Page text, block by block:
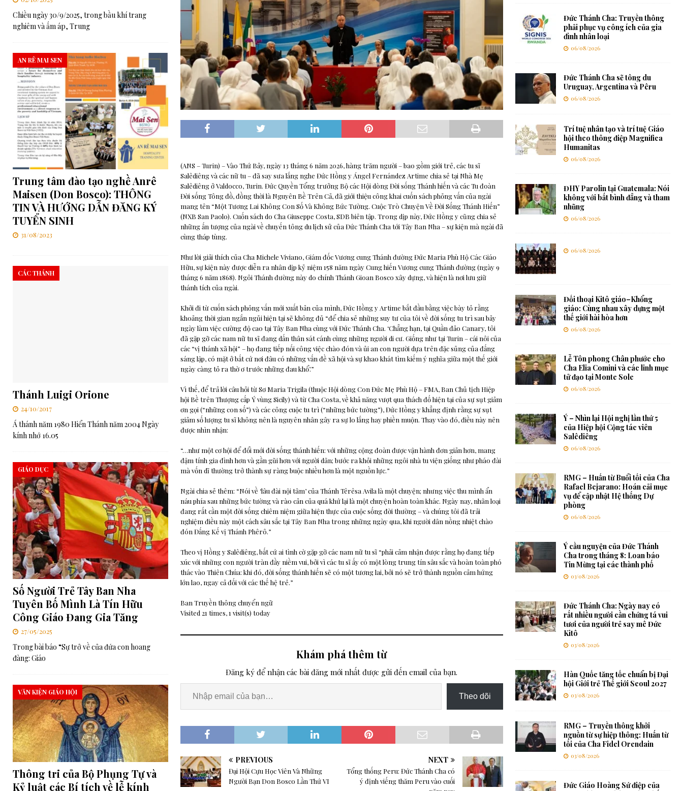
(ANS – Turin) – Vào Thứ Bảy, ngày 13 tháng 6 năm 2026, hàng trăm người – bao gồm giới trẻ, các tu sĩ
Salêdiêng và các nữ tu – đã say sưa lắng nghe Đức Hồng y Ángel Fernández Artime chia sẻ tại Nhà Mẹ
Salêdiêng ở Valdocco, Turin. Đức Quyền Tổng trưởng Bộ các Hội dòng Đời sống Thánh hiến và các Tu đoàn
Đời sống Tông đồ, đồng thời là Nguyên Bề Trên Cả, đã giới thiệu công khai cuốn sách phỏng vấn của ngài
mang tên “Một Tương Lai Không Con Số Và Không Bức Tường. Cuộc Trò Chuyện Về Đời Sống Thánh Hiến”
(NXB San Paolo). Cuốn sách do Cha Giuseppe Costa, SDB biên tập. Trong dịp này, Đức Hồng y cũng chia sẻ
những ấn tượng của ngài về chuyến tông du lịch sử của Đức Thánh Cha tới Tây Ban Nha – sự kiện mà ngài đã
cùng tháp tùng.
Như lời giải thích của Cha Michele Viviano, Giám đốc Vương cung Thánh đường Đức Maria Phù Hộ Các Giáo
Hữu, sự kiện này được diễn ra nhân dịp kỷ niệm 158 năm ngày Cung hiến Vương cung Thánh đường (ngày 9
tháng 6 năm 1868). Ngôi Thánh đường này do chính Thánh Gioan Bosco xây dựng, và hiện là nơi lưu giữ
thánh tích của ngài.
Khởi đi từ cuốn sách phỏng vấn mới xuất bản của mình, Đức Hồng y Artime bắt đầu bằng việc bày tỏ rằng
khoảng thời gian ngắn ngủi hiện tại sẽ không đủ “để chia sẻ những suy tư của tôi về đời sống tu trì sau bảy
ngày làm việc cường độ cao tại Tây Ban Nha cùng với Đức Thánh Cha. ‘Chẳng hạn, tại Quần đảo Canary, tôi
đã gặp gỡ các nam nữ tu sĩ đang dấn thân sát cánh cùng những người di cư. Giống như tại Turin – cái nôi của
các “vị thánh xã hội” – họ đang tiếp nối công việc chào đón và ủi an con người dựa trên đặc sủng của đấng
sáng lập, có mặt ở bất cứ nơi đâu có những vấn đề xã hội và sự khao khát tìm kiếm ý nghĩa giữa một thế giới
ngày càng tỏ ra thờ ơ trước những đau khổ’.”
Vì thế, để trả lời câu hỏi từ Sơ Maria Trigila (thuộc Hội dòng Con Đức Mẹ Phù Hộ – FMA, Ban Chủ tịch Hiệp
hội Bề trên Thượng cấp Ý vùng Sicily) và từ Cha Costa, về khả năng vượt qua thách đố hiện tại của sự sụt giảm
ơn gọi (“những con số”) và các công cuộc tu trì (“những bức tường”), Đức Hồng y khẳng định rằng sự sụt
giảm số lượng tu sĩ không nên là nguyên nhân gây ra sự lo lắng hay phiền muộn. Thay vào đó, điều này nên
được nhìn nhận:
“…như một cơ hội để đổi mới đời sống thánh hiến: với những cộng đoàn được vận hành đơn giản hơn, mang
đậm tính gia đình hơn và gần gũi hơn với người dân; bước ra khỏi những ngôi nhà tu viện giống như pháo đài
mà vốn dĩ thường trở thành sự ràng buộc nhiều hơn là một nguồn lực.”
Ngài chia sẻ thêm: “Nói về ‘lâu đài nội tâm’ của Thánh Têrêsa Avila là một chuyện; nhưng việc thu mình ẩn
náu phía sau những bức tường và rào cản của quá khứ lại là một chuyện hoàn toàn khác. Ngày nay, nhân loại
đang rất cần một đời sống chiêm niệm giữa hiện thực của cuộc sống đời thường – và chúng tôi đã trải
nghiệm điều này một cách sâu sắc tại Tây Ban Nha trong những ngày qua, khi người dân nồng nhiệt chào
đón Đấng Kế vị Thánh Phêrô.”
Theo vị Hồng y Salêdiêng, bất cứ ai tình cờ gặp gỡ các nam nữ tu sĩ “phải cảm nhận được rằng họ đang tiếp
xúc với những con người tràn đầy niềm vui, bởi vì các tu sĩ ấy có một lòng trung tín sâu sắc và hoàn toàn phó
thác vào Thiên Chúa: khi đó, đời sống thánh hiến sẽ có một tương lai, bởi nó sẽ trở thành nguồn cảm hứng
lớn lao, ngay cả đối với các thế hệ trẻ.”
Ban Truyền thông chuyển ngữ
Visited 21 times, 1 visit(s) today
Khám phá thêm từ
Đăng ký để nhận các bài đăng mới nhất được gửi đến email của bạn.
Theo dõi
PREVIOUS
Đại Hội Cựu Học Viên Và Những
Người Bạn Don Bosco Lần Thứ VI
NEXT
Tổng thống Peru: Đức Thánh Cha có
ý định viếng thăm Peru vào cuối
Chiều ngày 30/9/2025, trong bầu khí trang
nghiêm và ấm áp, Trung
Trung tâm đào tạo nghề Anrê
Maisen (Don Bosco): THÔNG
TIN VÀ HƯỚNG DẪN ĐĂNG KÝ
TUYỂN SINH
AN RÊ MAI SEN
31/08/2023
Thánh Luigi Orione
CÁC THÁNH
24/10/2017
Á thánh năm 1980 Hiển Thánh năm 2004 Ngày
kính nhớ 16.05
Số Người Trẻ Tây Ban Nha
Tuyên Bố Mình Là Tín Hữu
Công Giáo Đang Gia Tăng
GIÁO DỤC
27/05/2025
Trong bài báo “Sự trở về của đứa con hoang
đàng: Giáo
Thông tri của Bộ Phụng Tự và
Kỷ luật các Bí tích về lễ kính
VĂN KIỆN GIÁO HỘI
Đức Thánh Cha: Truyền thông
phải phục vụ công ích của gia
đình nhân loại
06/08/2026
Đức Thánh Cha sẽ tông du
Uruguay, Argentina và Pêru
06/08/2026
Trí tuệ nhân tạo và trí tuệ Giáo
hội theo thông điệp Magnifica
Humanitas
06/08/2026
ĐHY Parolin tại Guatemala: Nói
không với bất bình đẳng và tham
nhũng
06/08/2026
06/08/2026
Đối thoại Kitô giáo–Khổng
giáo: Cùng nhau xây dựng một
thế giới hài hòa hơn
06/08/2026
Lễ Tôn phong Chân phước cho
Cha Elia Comini và các linh mục
tử đạo tại Monte Sole
06/08/2026
Ý – Nhìn lại Hội nghị lần thứ 5
của Hiệp hội Cộng tác viên
Salêdiêng
06/08/2026
RMG – Huấn từ Buổi tối của Cha
Rafael Bejarano: Hoán cải mục
vụ để cập nhật Hệ thống Dự
phòng
06/08/2026
Ý cầu nguyện của Đức Thánh
Cha trong tháng 8: Loan báo
Tin Mừng tại các thành phố
03/08/2026
Đức Thánh Cha: Ngày nay có
rất nhiều người cần chứng tá vui
tươi của người trẻ say mê Đức
Kitô
03/08/2026
Hàn Quốc tăng tốc chuẩn bị Đại
hội Giới trẻ Thế giới Seoul 2027
03/08/2026
RMG – Truyền thông khởi
nguồn từ sự hiệp thông: Huấn từ
tối của Cha Fidel Orendain
03/08/2026
Đức Giáo Hoàng Sứ điệp của